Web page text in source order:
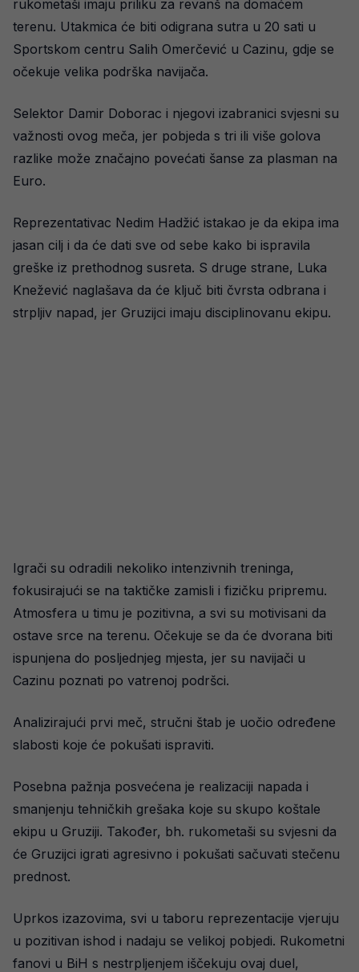
rukometaši imaju priliku za revanš na domaćem
terenu. Utakmica će biti odigrana sutra u 20 sati u
Sportskom centru Salih Omerčević u Cazinu, gdje se
očekuje velika podrška navijača.
Selektor Damir Doborac i njegovi izabranici svjesni su
važnosti ovog meča, jer pobjeda s tri ili više golova
razlike može značajno povećati šanse za plasman na
Euro.
Reprezentativac Nedim Hadžić istakao je da ekipa ima
jasan cilj i da će dati sve od sebe kako bi ispravila
greške iz prethodnog susreta. S druge strane, Luka
Knežević naglašava da će ključ biti čvrsta odbrana i
strpljiv napad, jer Gruzijci imaju disciplinovanu ekipu.
Igrači su odradili nekoliko intenzivnih treninga,
fokusirajući se na taktičke zamisli i fizičku pripremu.
Atmosfera u timu je pozitivna, a svi su motivisani da
ostave srce na terenu. Očekuje se da će dvorana biti
ispunjena do posljednjeg mjesta, jer su navijači u
Cazinu poznati po vatrenoj podršci.
Analizirajući prvi meč, stručni štab je uočio određene
slabosti koje će pokušati ispraviti.
Posebna pažnja posvećena je realizaciji napada i
smanjenju tehničkih grešaka koje su skupo koštale
ekipu u Gruziji. Također, bh. rukometaši su svjesni da
će Gruzijci igrati agresivno i pokušati sačuvati stečenu
prednost.
Uprkos izazovima, svi u taboru reprezentacije vjeruju
u pozitivan ishod i nadaju se velikoj pobjedi. Rukometni
fanovi u BiH s nestrpljenjem iščekuju ovaj duel,